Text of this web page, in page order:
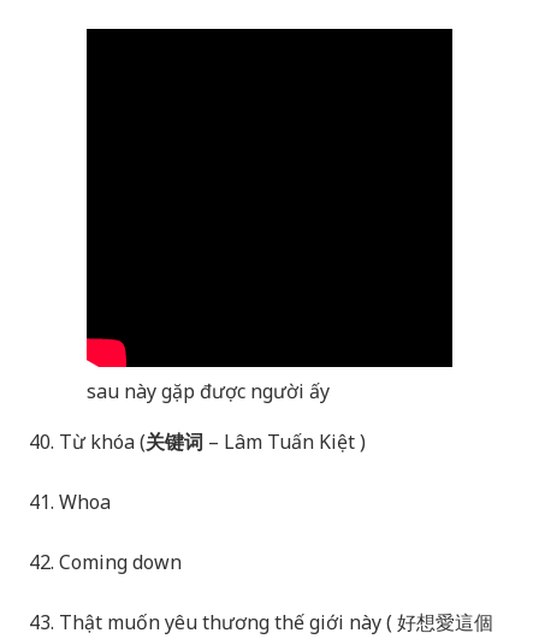
sau này gặp được người ấy
40. Từ khóa (关键词 – Lâm Tuấn Kiệt )
41. Whoa
42. Coming down
43. Thật muốn yêu thương thế giới này ( 好想愛這個